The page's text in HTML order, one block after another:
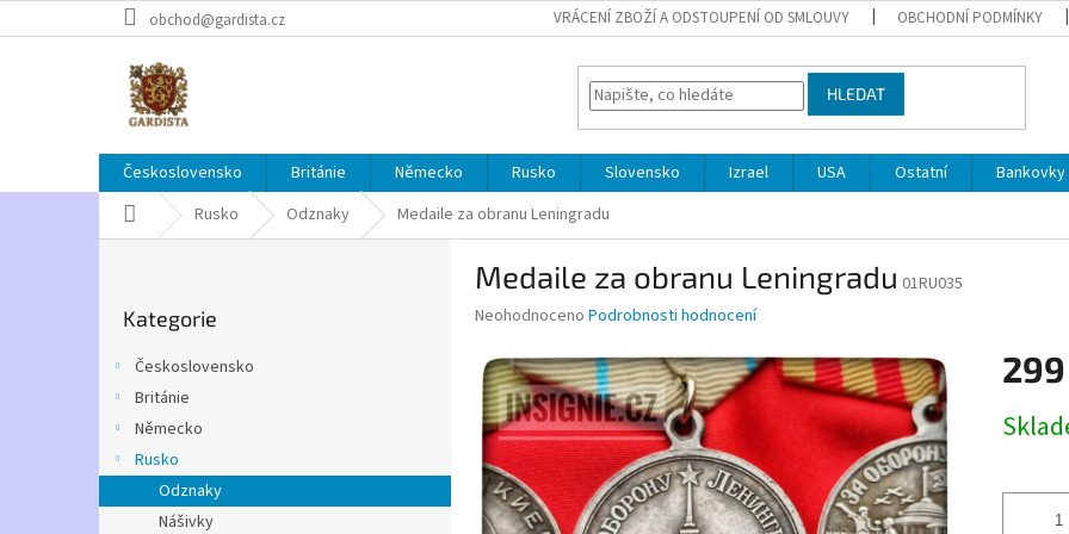
na
obchod@gardista.cz VRÁCENÍ ZBOŽÍ A ODSTOUPENÍ OD SMLOUVY OBCHODNÍ PODMÍNKY
HLEDAT
Československo Británie Německo Rusko Slovensko Izrael USA Ostatní
Domů Rusko Odznaky Medaile za obranu Leningradu
a
kategorie
Kategorie
Československo
Británie
Německo
Rusko
Odznaky
Nášivky
Medaile za obranu Leningradu 01RU035
Průměrné
produktu
je
0,0
hvězdiček.
Neohodnoceno Podrobnosti hodnocení
cena: